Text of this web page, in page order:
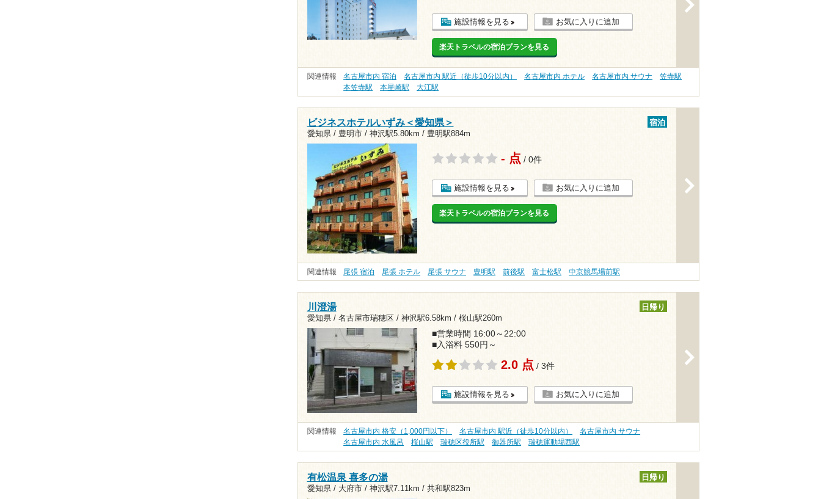
施設情報を見る お気に入りに追加
楽天トラベルの宿泊プランを見る
関連情報 名古屋市内 宿泊 名古屋市内 駅近（徒歩10分以内） 名古屋市内 ホテル 名古屋市内 サウナ
笠寺駅
本笠寺駅
本星崎駅 大江駅
ビジネスホテルいずみ＜愛知県＞
愛知県 / 豊明市 / 神沢駅5.80km / 豊明駅884m
宿泊
- 点 / 0件
施設情報を見る お気に入りに追加
楽天トラベルの宿泊プランを見る
関連情報 尾張 宿泊 尾張 ホテル 尾張 サウナ 豊明駅 前後駅 富士松駅 中京競馬場前駅
川澄湯
愛知県 / 名古屋市瑞穂区 / 神沢駅6.58km / 桜山駅260m
日帰り
■営業時間 16:00～22:00
■入浴料 550円～
2.0 点 / 3件
施設情報を見る お気に入りに追加
関連情報 名古屋市内 格安（1,000円以下） 名古屋市内 駅近（徒歩10分以内）
名古屋市内 サウナ
名古屋市内 水風呂
桜山駅 瑞穂区役所駅 御器所駅 瑞穂運動場西駅
有松温泉 喜多の湯
愛知県 / 大府市 / 神沢駅7.11km / 共和駅823m
日帰り